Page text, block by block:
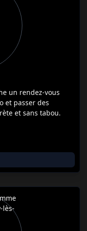
un rendez-vous
et passer des
et sans tabou.